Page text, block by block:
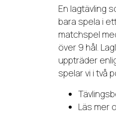
En lagtävling
bara spela i
matchspel
över 9 hål.
uppträder
spelar vi i två
Läs mer